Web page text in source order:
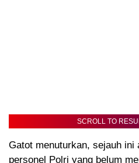
SCROLL TO
Gatot menuturkan, sejauh ini
personel Polri yang belum